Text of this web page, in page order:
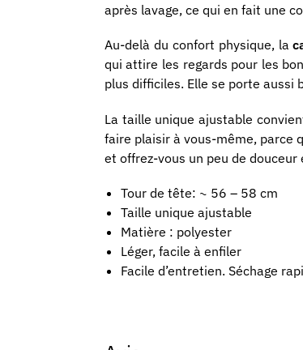
après lavage, ce qui en fait une
Au-delà du confort physique, la
qui attire les regards pour les
plus difficiles. Elle se porte aussi
La taille unique ajustable
faire plaisir à vous-même, parce
et offrez-vous un peu de douceur
Tour de tête: ~ 56 – 58 cm
Taille unique ajustable
Matière : polyester
Léger, facile à enfiler
Facile d’entretien. Séchage